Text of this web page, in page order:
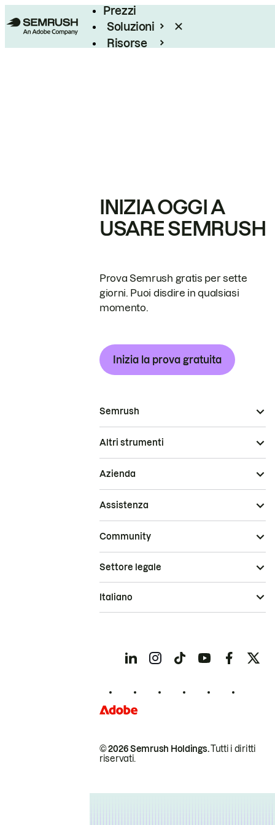
Prezzi
Soluzioni
Risorse
INIZIA OGGI A
USARE SEMRUSH
Prova Semrush gratis per sette
giorni. Puoi disdire in qualsiasi
momento.
Inizia la prova gratuita
Semrush
Altri strumenti
Azienda
Assistenza
Community
© 2026 Semrush Holdings.Tutti i diritti
riservati.
Settore legale
Italiano